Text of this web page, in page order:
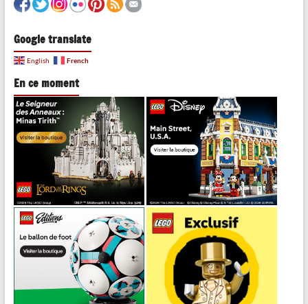
Google translate
English French
En ce moment